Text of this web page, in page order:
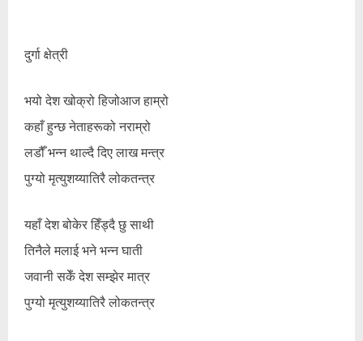
दुर्गा क्षेत्री
भयो देश खोक्रो हिजोआज हाम्रो
कहाँ हुन्छ नेताहरूको नराम्रो
लडौँ भन्न थाल्दै दिए लाख मन्त्र
पुग्यो मृत्युशय्यातिरै लोकतन्त्र
यहाँ देश बोकेर हिँड्दै छु साथी
तिनैले मलाई भने भन्न घाती
जवानी सकेँ देश सम्झेर मात्र
पुग्यो मृत्युशय्यातिरै लोकतन्त्र